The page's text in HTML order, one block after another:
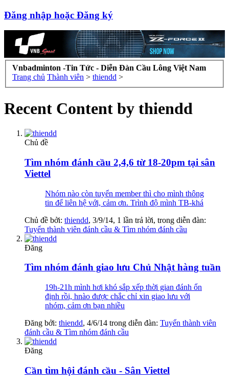
Đăng nhập hoặc Đăng ký
Vnbadminton -Tin Tức - Diễn Đàn Cầu Lông Việt Nam
Trang chủ Thành viên > thiendd >
Recent Content by thiendd
Chủ đề
Tìm nhóm đánh cầu 2,4,6 từ 18-20pm tại sân
Viettel
Nhóm nào còn tuyển member thì cho mình thông
tin để liên hệ với, cảm ơn. Trình độ mình TB-khá
Chủ đề bởi: thiendd, 3/9/14, 1 lần trả lời, trong diễn đàn:
Tuyển thành viên đánh cầu & Tìm nhóm đánh cầu
Đăng
Tìm nhóm đánh giao lưu Chủ Nhật hàng tuần
19h-21h mình hơi khó sắp xếp thời gian đánh ổn
định rồi, hnào được chắc chỉ xin giao lưu với
nhóm, cảm ơn bạn nhiều
Đăng bởi: thiendd, 4/6/14 trong diễn đàn: Tuyển thành viên
đánh cầu & Tìm nhóm đánh cầu
Đăng
Cần tìm hội đánh cầu - Sân Viettel